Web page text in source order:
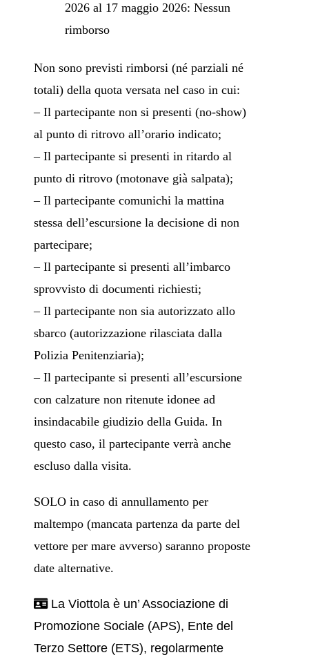
2026 al 17 maggio 2026: Nessun
rimborso
Non sono previsti rimborsi (né parziali né
totali) della quota versata nel caso in cui:
– Il partecipante non si presenti (no-show)
al punto di ritrovo all’orario indicato;
– Il partecipante si presenti in ritardo al
punto di ritrovo (motonave già salpata);
– Il partecipante comunichi la mattina
stessa dell’escursione la decisione di non
partecipare;
– Il partecipante si presenti all’imbarco
sprovvisto di documenti richiesti;
– Il partecipante non sia autorizzato allo
sbarco (autorizzazione rilasciata dalla
Polizia Penitenziaria);
– Il partecipante si presenti all’escursione
con calzature non ritenute idonee ad
insindacabile giudizio della Guida. In
questo caso, il partecipante verrà anche
escluso dalla visita.
SOLO in caso di annullamento per
maltempo (mancata partenza da parte del
vettore per mare avverso) saranno proposte
date alternative.
La Viottola è un’ Associazione di
Promozione Sociale (APS), Ente del
Terzo Settore (ETS), regolarmente